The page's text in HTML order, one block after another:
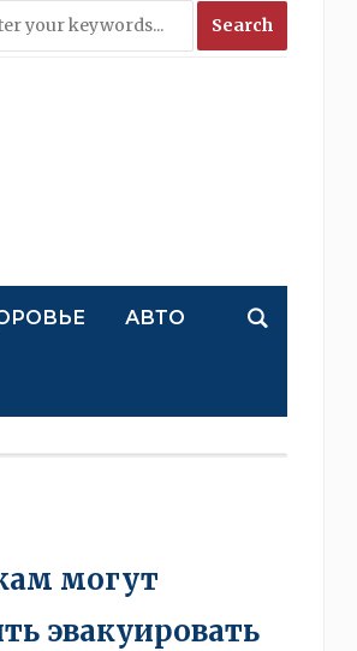
АВТО
могут
эвакуировать